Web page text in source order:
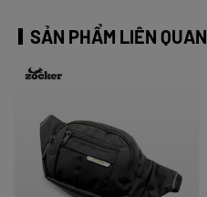
SẢN PHẨM LIÊN QUAN